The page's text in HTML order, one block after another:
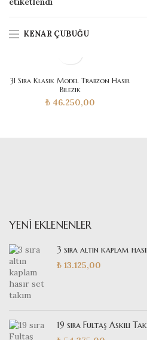
KENAR ÇUBUĞU
31 Sıra Klasik Model Trabzon Hasır
Bilezik
₺46.250,00
YENI EKLENENLER
3 sıra altın kaplam
₺ 13.125,00
19 sıra Fultaş Askılı